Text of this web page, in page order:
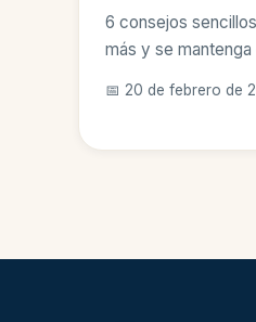
6 consejos
más y se
📅 20 de febrero de